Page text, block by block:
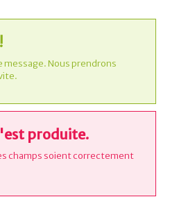
message. Nous prendrons
produite.
champs soient correctement